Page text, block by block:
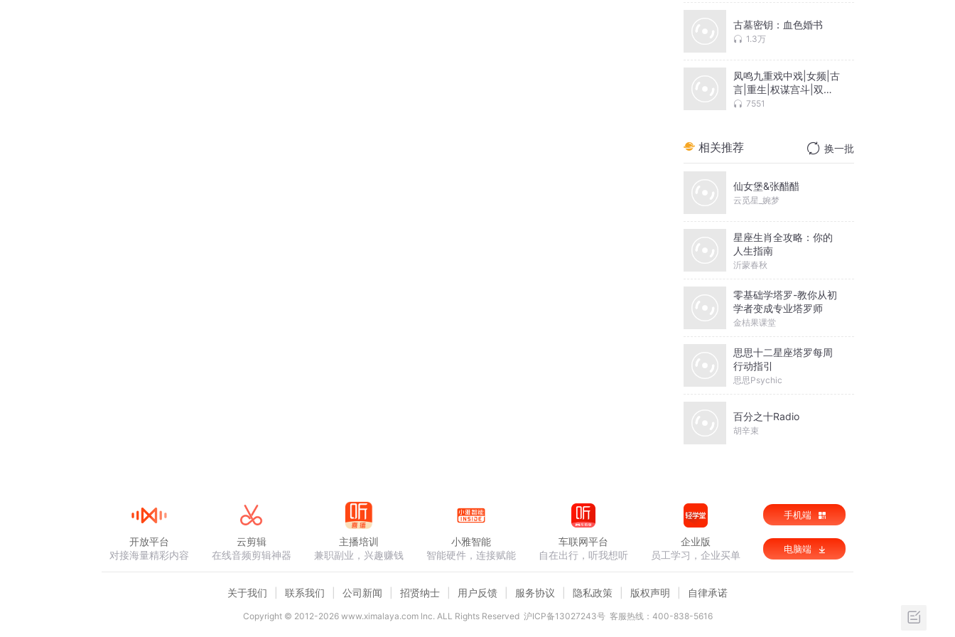
古墓密钥：血色婚书
1.3万
凤鸣九重戏中戏|女频|古
言|重生|权谋宫斗|双男
主 7551
相关推荐 换一批
仙女堡&张醋醋
云觅星_婉梦
星座生肖全攻略：你的
人生指南
沂蒙春秋
零基础学塔罗-教你从初
学者变成专业塔罗师
金桔果课堂
思思十二星座塔罗每周
行动指引
思思Psychic
百分之十Radio
胡辛束
开放平台
对接海量精彩内容
云剪辑
在线音频剪辑神器
主播培训
兼职副业，兴趣赚钱
小雅智能
智能硬件，连接赋能
车联网平台
自在出行，听我想听
企业版
员工学习，企业买单
手机端
电脑端
关于我们 联系我们 公司新闻 招贤纳士 用户反馈 服务协议 隐私政策 版权声明 自律承诺
Copyright © 2012-2026www.ximalaya.com lnc. ALL Rights Reserved 沪ICP备13027243号 客服热线：400-838-5616